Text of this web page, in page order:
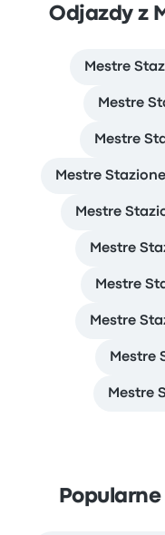
Odjazdy z
Mestre
Mestre
Mestre
Mestre
Mestre
Mestre
Mestre
Mestre
Mestre
Mestre